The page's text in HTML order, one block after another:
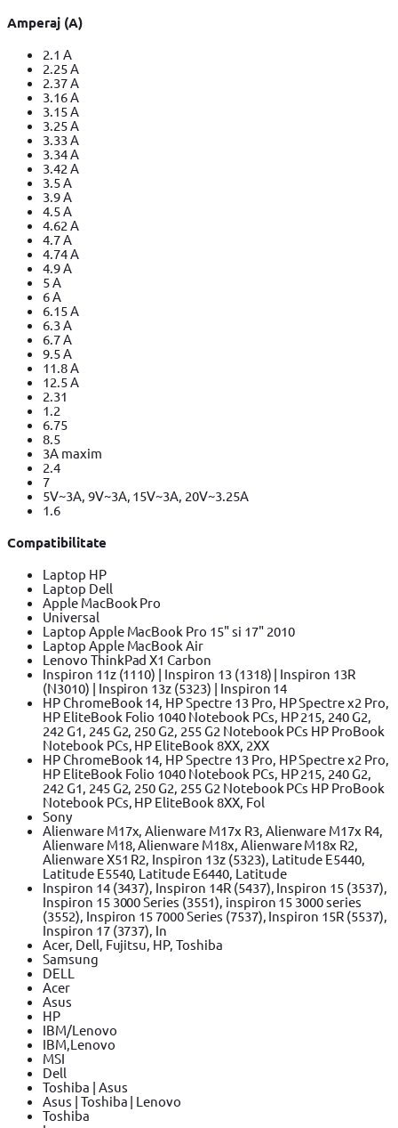
Amperaj (A)
2.1 A
2.25 A
2.37 A
3.16 A
3.15 A
3.25 A
3.33 A
3.34 A
3.42 A
3.5 A
3.9 A
4.5 A
4.62 A
4.7 A
4.74 A
4.9 A
5 A
6 A
6.15 A
6.3 A
6.7 A
9.5 A
11.8 A
12.5 A
2.31
1.2
6.75
8.5
3A maxim
2.4
7
5V~3A, 9V~3A, 15V~3A, 20V~3.25A
1.6
Compatibilitate
Laptop HP
Laptop Dell
Apple MacBook Pro
Universal
Laptop Apple MacBook Pro 15" si 17" 2010
Laptop Apple MacBook Air
Lenovo ThinkPad X1 Carbon
Inspiron 11z (1110) | Inspiron 13 (1318) | Inspiron 13R
(N3010) | Inspiron 13z (5323) | Inspiron 14
HP ChromeBook 14, HP Spectre 13 Pro, HP Spectre x2 Pro,
HP EliteBook Folio 1040 Notebook PCs, HP 215, 240 G2,
242 G1, 245 G2, 250 G2, 255 G2 Notebook PCs HP ProBook
Notebook PCs, HP EliteBook 8XX, 2XX
HP ChromeBook 14, HP Spectre 13 Pro, HP Spectre x2 Pro,
HP EliteBook Folio 1040 Notebook PCs, HP 215, 240 G2,
242 G1, 245 G2, 250 G2, 255 G2 Notebook PCs HP ProBook
Notebook PCs, HP EliteBook 8XX, Fol
Sony
Alienware M17x, Alienware M17x R3, Alienware M17x R4,
Alienware M18, Alienware M18x, Alienware M18x R2,
Alienware X51 R2, Inspiron 13z (5323), Latitude E5440,
Latitude E5540, Latitude E6440, Latitude
Inspiron 14 (3437), Inspiron 14R (5437), Inspiron 15 (3537),
Inspiron 15 3000 Series (3551), inspiron 15 3000 series
(3552), Inspiron 15 7000 Series (7537), Inspiron 15R (5537),
Inspiron 17 (3737), In
Acer, Dell, Fujitsu, HP, Toshiba
Samsung
DELL
Acer
Asus
HP
IBM/Lenovo
IBM,Lenovo
MSI
Dell
Toshiba | Asus
Asus | Toshiba | Lenovo
Toshiba